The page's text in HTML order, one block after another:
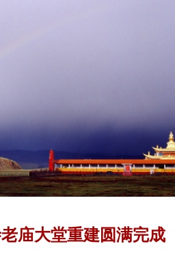
庙大堂重建圆满完成